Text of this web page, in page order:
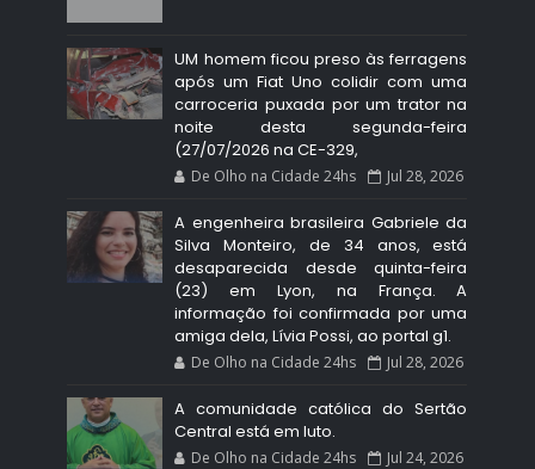
UM homem ficou preso às ferragens
após um Fiat Uno colidir com uma
carroceria puxada por um trator na
noite desta segunda-feira
(27/07/2026 na CE-329,
De Olho na Cidade 24hs Jul 28, 2026
A engenheira brasileira Gabriele da
Silva Monteiro, de 34 anos, está
desaparecida desde quinta-feira
(23) em Lyon, na França. A
informação foi confirmada por uma
amiga dela, Lívia Possi, ao portal g1.
De Olho na Cidade 24hs Jul 28, 2026
A comunidade católica do Sertão
Central está em luto.
De Olho na Cidade 24hs Jul 24, 2026